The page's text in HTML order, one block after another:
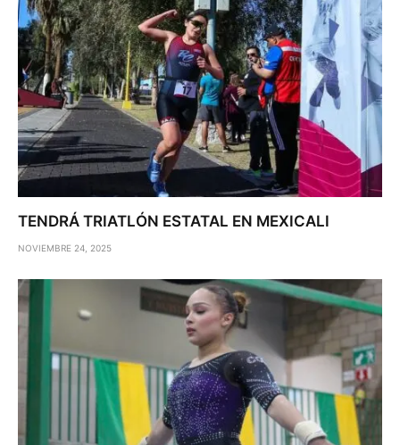
TENDRÁ TRIATLÓN ESTATAL EN MEXICALI
NOVIEMBRE 24, 2025